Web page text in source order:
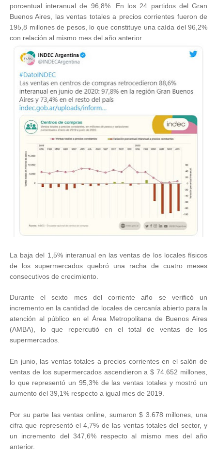
porcentual interanual de 96,8%. En los 24 partidos del Gran
Buenos Aires, las ventas totales a precios corrientes fueron de
195,8 millones de pesos, lo que constituye una caída del 96,2%
con relación al mismo mes del año anterior.
La baja del 1,5% interanual en las ventas de los locales físicos
de los supermercados quebró una racha de cuatro meses
consecutivos de crecimiento.
Durante el sexto mes del corriente año se verificó un
incremento en la cantidad de locales de cercanía abierto para la
atención al público en el Àrea Metropolitana de Buenos Aires
(AMBA), lo que repercutió en el total de ventas de los
supermercados.
En junio, las ventas totales a precios corrientes en el salón de
ventas de los supermercados ascendieron a $ 74.652 millones,
lo que representó un 95,3% de las ventas totales y mostró un
aumento del 39,1% respecto a igual mes de 2019.
Por su parte las ventas online, sumaron $ 3.678 millones, una
cifra que representó el 4,7% de las ventas totales del sector, y
un incremento del 347,6% respecto al mismo mes del año
anterior.